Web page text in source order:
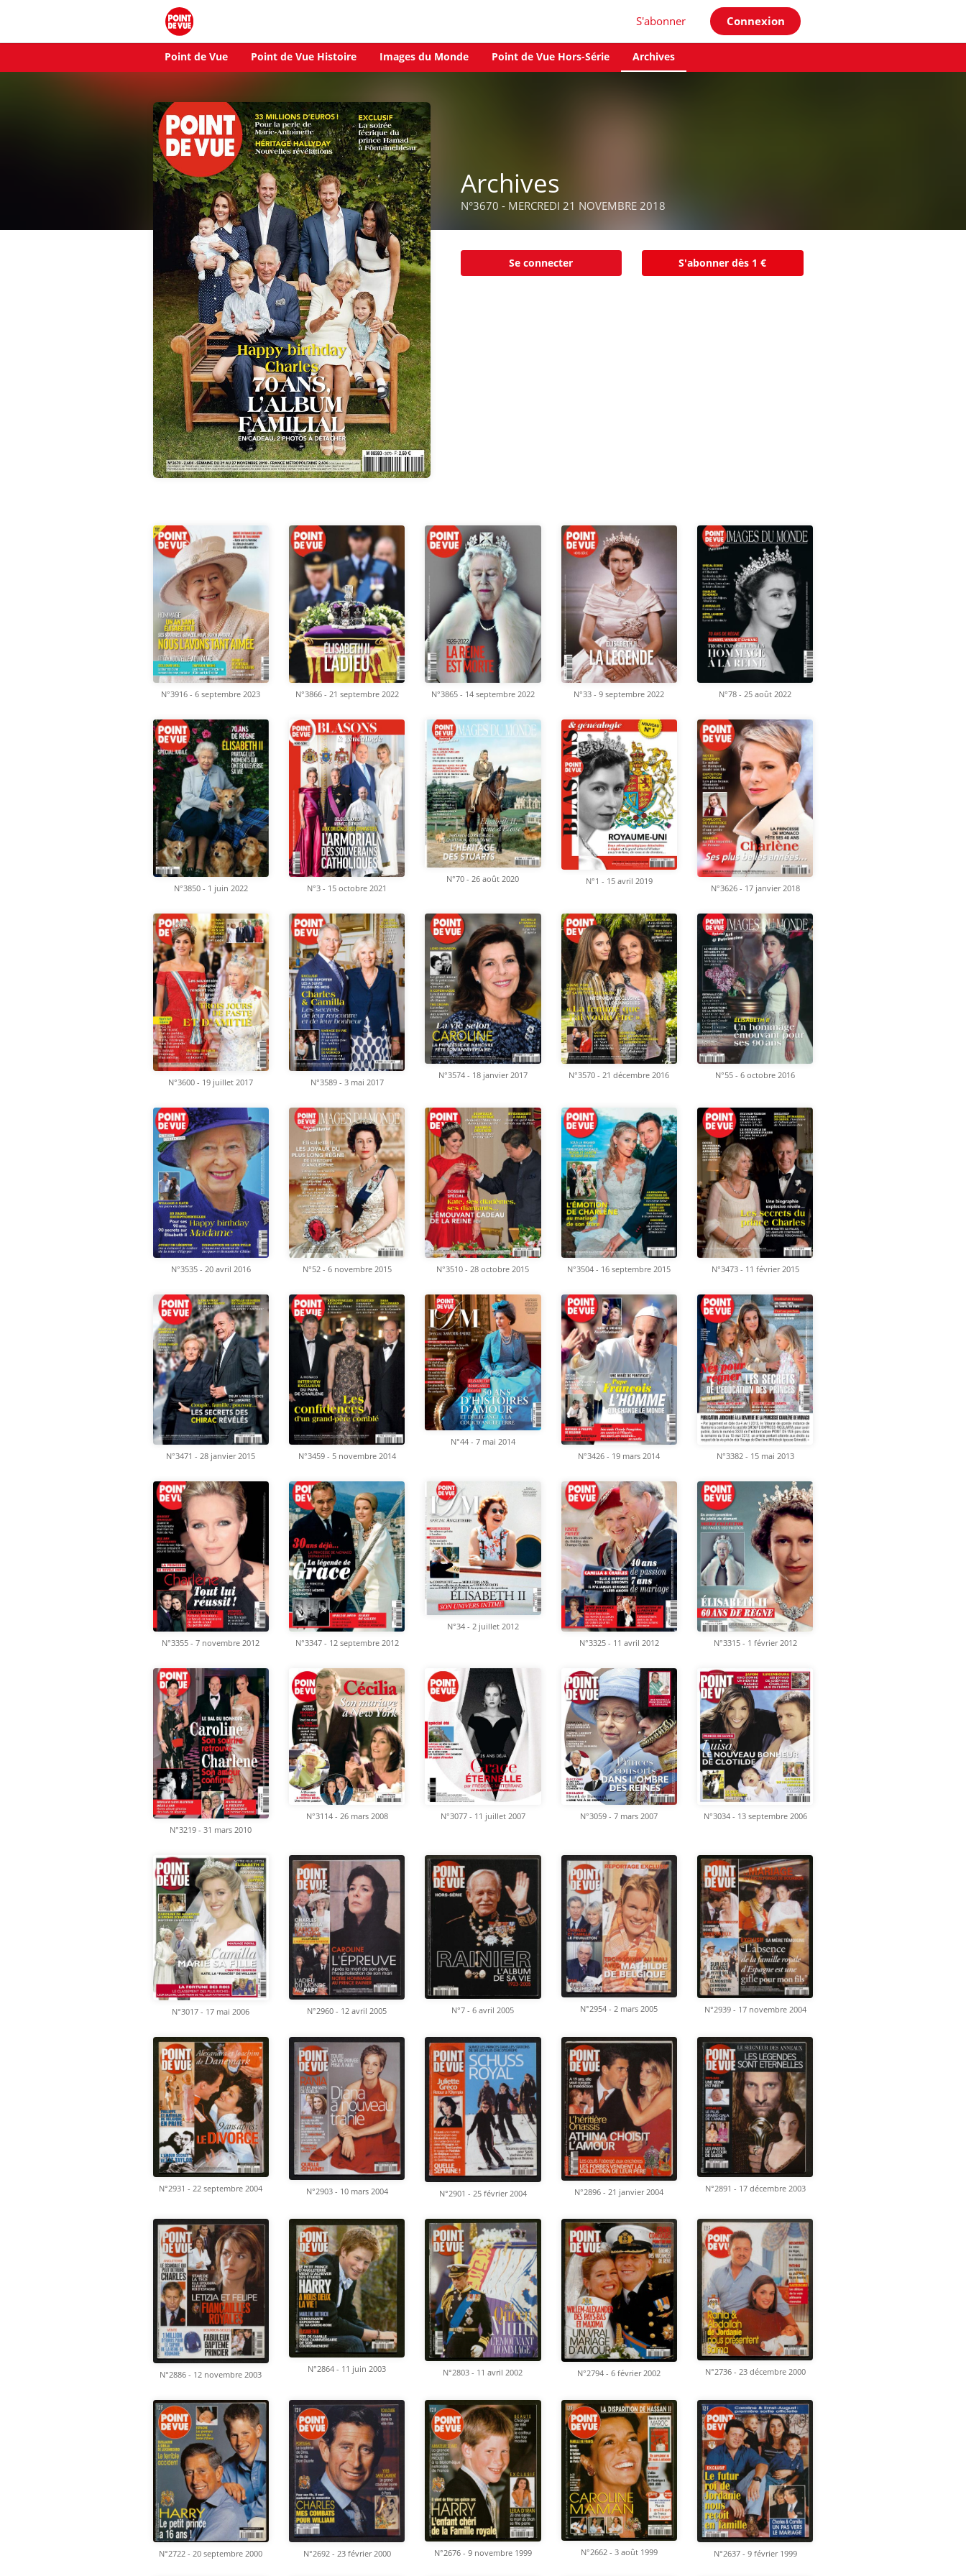
S'abonner Connexion
Point de Vue Point de Vue Histoire Images du Monde Point de Vue Hors-Série Archives
Archives
N°3670 - MERCREDI 21 NOVEMBRE 2018
Se connecter S'abonner dès 1 €
N°3916 - 6 septembre 2023 N°3866 - 21 septembre 2022 N°3865 - 14 septembre 2022 N°33 - 9 septembre 2022 N°78 - 25 août 2022
N°3850 - 1 juin 2022 N°3 - 15 octobre 2021
N°70 - 26 août 2020 N°1 - 15 avril 2019
N°3626 - 17 janvier 2018
N°3600 - 19 juillet 2017 N°3589 - 3 mai 2017
N°3574 - 18 janvier 2017 N°3570 - 21 décembre 2016 N°55 - 6 octobre 2016
N°3535 - 20 avril 2016 N°52 - 6 novembre 2015 N°3510 - 28 octobre 2015 N°3504 - 16 septembre 2015 N°3473 - 11 février 2015
N°3471 - 28 janvier 2015 N°3459 - 5 novembre 2014
N°44 - 7 mai 2014
N°3426 - 19 mars 2014
N°3382 - 15 mai 2013
N°3355 - 7 novembre 2012 N°3347 - 12 septembre 2012
N°34 - 2 juillet 2012
N°3325 - 11 avril 2012
N°3315 - 1 février 2012
N°3219 - 31 mars 2010
N°3114 - 26 mars 2008 N°3077 - 11 juillet 2007 N°3059 - 7 mars 2007 N°3034 - 13 septembre 2006
N°3017 - 17 mai 2006 N°2960 - 12 avril 2005 N°7 - 6 avril 2005 N°2954 - 2 mars 2005 N°2939 - 17 novembre 2004
N°2931 - 22 septembre 2004 N°2903 - 10 mars 2004 N°2901 - 25 février 2004 N°2896 - 21 janvier 2004 N°2891 - 17 décembre 2003
N°2886 - 12 novembre 2003
N°2864 - 11 juin 2003 N°2803 - 11 avril 2002 N°2794 - 6 février 2002 N°2736 - 23 décembre 2000
N°2722 - 20 septembre 2000 N°2692 - 23 février 2000 N°2676 - 9 novembre 1999 N°2662 - 3 août 1999 N°2637 - 9 février 1999